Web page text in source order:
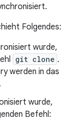
Folgendes:
wurde,
git clone .
werden in das
wurde,
Befehl: